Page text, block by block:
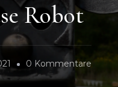
Robot
0 KommentareZu